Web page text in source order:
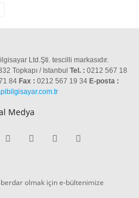
Ltd.Şti. tescilli markasıdır.
Topkapı / Istanbul Tel. : 0212 567 18
84 Fax : 0212 567 19 34 E-posta :
Medya
olmak için e-bültenimize